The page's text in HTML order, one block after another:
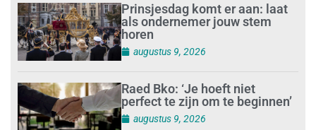
Prinsjesdag komt er aan: laat
als ondernemer jouw stem
horen
augustus 9, 2026
Raed Bko: ‘Je hoeft niet
perfect te zijn om te beginnen’
augustus 9, 2026